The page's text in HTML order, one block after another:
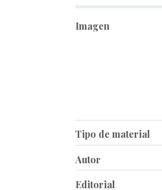
Imagen
Tipo de material
Autor
Editorial